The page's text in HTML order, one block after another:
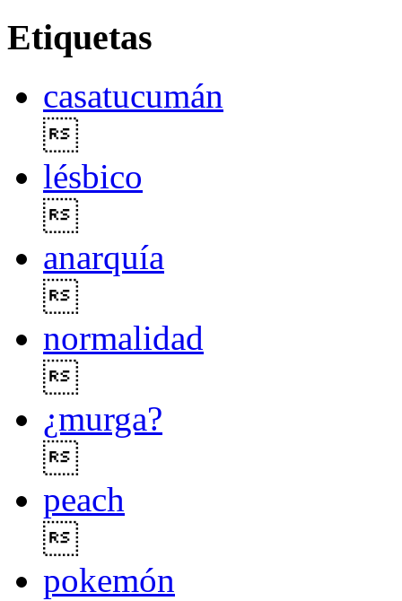
Etiquetas
casatucumán
lésbico
anarquía
normalidad
¿murga?
peach
pokemón